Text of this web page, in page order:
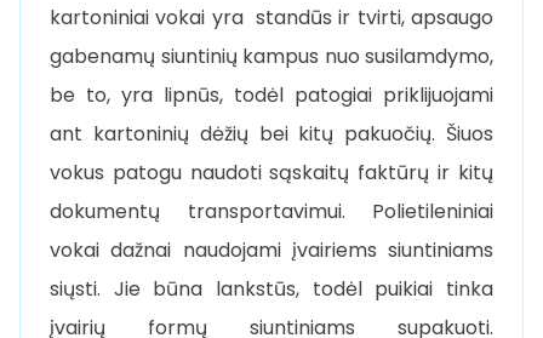
kartoniniai vokai yra standūs ir tvirti, apsaugo
gabenamų siuntinių kampus nuo susilamdymo,
be to, yra lipnūs, todėl patogiai priklijuojami
ant kartoninių dėžių bei kitų pakuočių. Šiuos
vokus patogu naudoti sąskaitų faktūrų ir kitų
dokumentų transportavimui. Polietileniniai
vokai dažnai naudojami įvairiems siuntiniams
siųsti. Jie būna lankstūs, todėl puikiai tinka
įvairių formų siuntiniams supakuoti.